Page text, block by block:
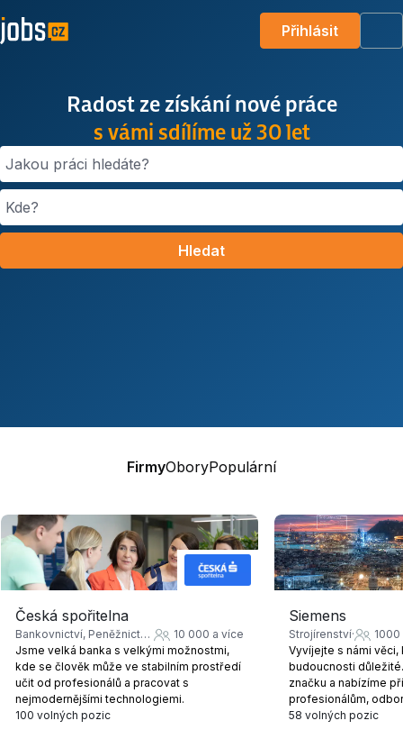
Přihlásit
Radost ze získání nové práce
s vámi sdílíme už 30 let
Jakou práci hledáte?
Kde?
Hledat
FirmyOboryPopulární
Česká spořitelna
Bankovnictví, Peněžnictví, Pojišťovnictví
10 000 a více
Jsme velká banka s velkými možnostmi,
kde se člověk může ve stabilním prostředí
učit od profesionálů a pracovat s
nejmodernějšími technologiemi.
100 volných pozic
Siemens
Strojírenství
Vyvíjejte s námi
budoucnosti
značku a nabízíme
profesionálům,
58 volných pozic